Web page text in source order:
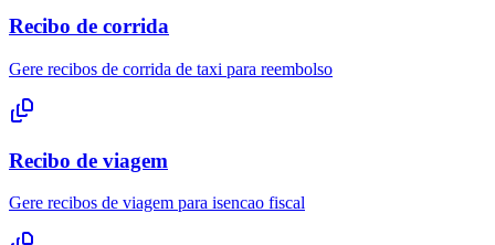
Recibo de corrida
Gere recibos de corrida de taxi para reembolso
Recibo de viagem
Gere recibos de viagem para isencao fiscal